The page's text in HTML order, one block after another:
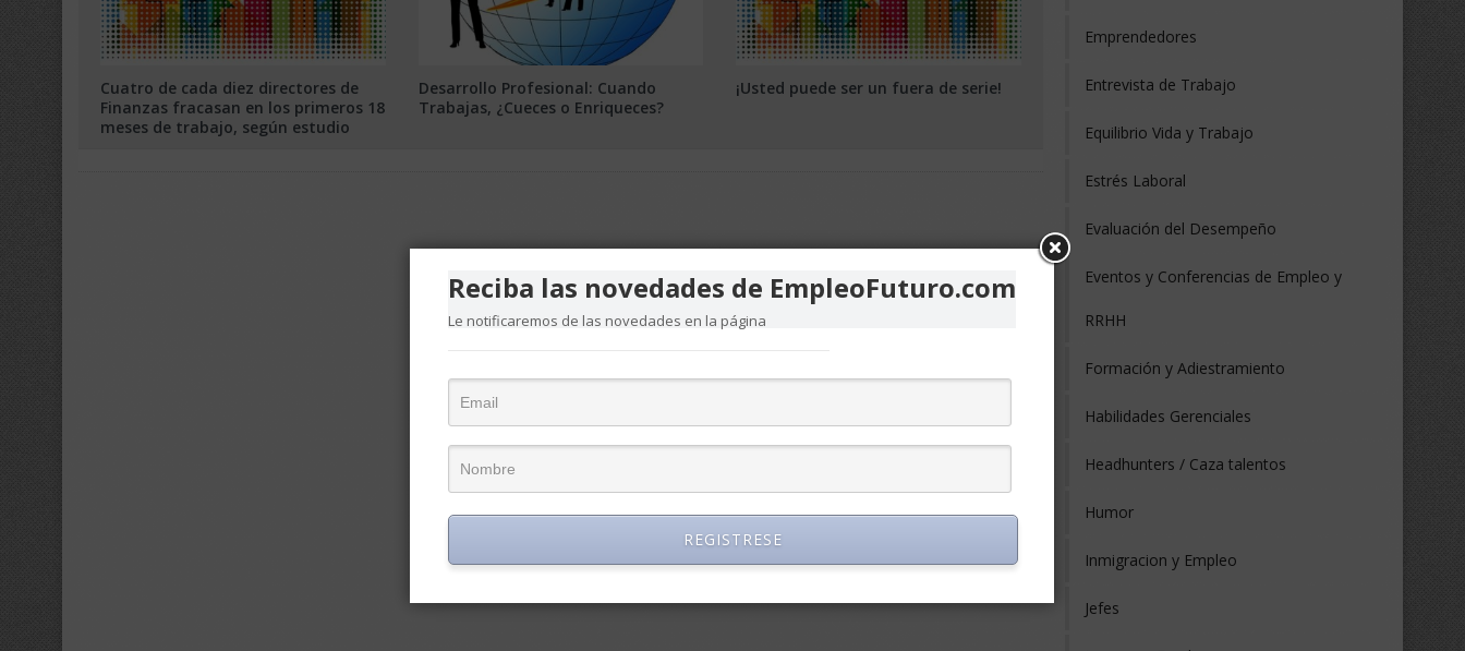
Cuatro de cada diez directores de
Finanzas fracasan en los primeros 18
meses de trabajo, según estudio
Desarrollo Profesional: Cuando
Trabajas, ¿Cueces o Enriqueces?
¡Usted puede ser un fuera de serie!
Emprendedores
Entrevista de Trabajo
Equilibrio Vida y Trabajo
Estrés Laboral
Evaluación del Desempeño
Eventos y Conferencias de Empleo y
RRHH
Formación y Adiestramiento
Habilidades Gerenciales
Headhunters / Caza talentos
Humor
Inmigracion y Empleo
Jefes
Reciba las novedades de EmpleoFuturo.com
Le notificaremos de las novedades en la página
REGISTRESE